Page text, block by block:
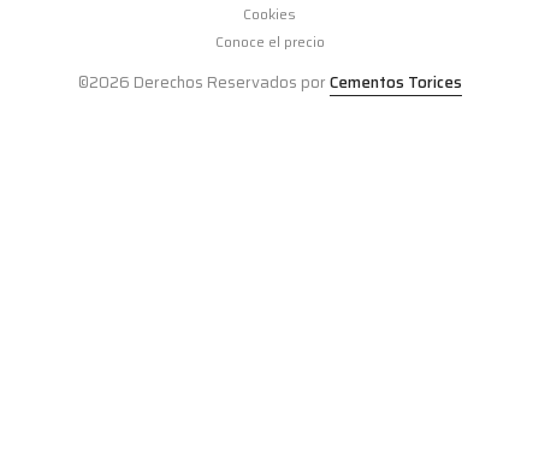
Cookies
Conoce el precio
©2026 Derechos Reservados porCementos Torices